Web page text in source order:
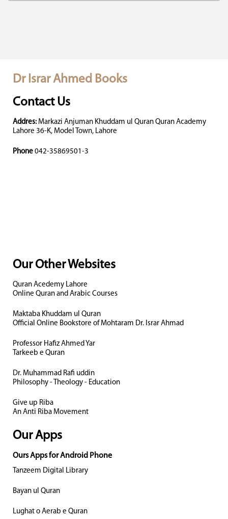
Dr Israr Ahmed Books
Contact Us
Addres: Markazi Anjuman Khuddam ul Quran Quran Academy
Lahore 36-K, Model Town, Lahore
Phone 042-35869501-3
Our Other Websites
Quran Acedemy Lahore
Online Quran and Arabic Courses
Maktaba Khuddam ul Quran
Official Online Bookstore of Mohtaram Dr. Israr Ahmad
Professor Hafiz Ahmed Yar
Tarkeeb e Quran
Dr. Muhammad Rafi uddin
Philosophy - Theology - Education
Give up Riba
An Anti Riba Movement
Our Apps
Ours Apps for Android Phone
Tanzeem Digital Library
Bayan ul Quran
Lughat o Aerab e Quran